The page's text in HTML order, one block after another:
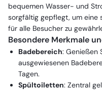
bequemen Wasser- und
sorgfältig gepflegt, um eine
für alle Besucher zu
Besondere Merkmale
Badebereich: Genießen
ausgewiesenen
Tagen.
Spültoiletten: Zentral